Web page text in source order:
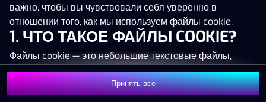
MEGA 1 334 479 €
MAJOR 67 327 €
MINOR 448 €Присоединиться
важно, чтобы вы чувствовали себя уверенно в
отношении того, как мы используем файлы cookie.
1. ЧТО ТАКОЕ ФАЙЛЫ COOKIE?
Файлы cookie — это небольшие текстовые файлы,
которые сохраняются на вашем устройстве (например,
на компьютере, мобильном телефоне или планшете)
при посещении наших веб-сайтов. Размещение
Принять всё